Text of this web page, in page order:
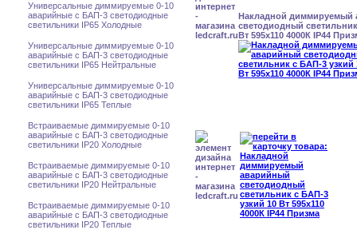
Универсальные диммируемые 0-10
аварийные с БАП-3 светодиодные
светильники IP65 Холодные
Универсальные диммируемые 0-10
аварийные с БАП-3 светодиодные
светильники IP65 Нейтральные
Универсальные диммируемые 0-10
аварийные с БАП-3 светодиодные
светильники IP65 Теплые
Встраиваемые диммируемые 0-10
аварийные с БАП-3 светодиодные
светильники IP20 Холодные
Встраиваемые диммируемые 0-10
аварийные с БАП-3 светодиодные
светильники IP20 Нейтральные
Встраиваемые диммируемые 0-10
аварийные с БАП-3 светодиодные
светильники IP20 Теплые
Накладной диммируемый
светодиодный
Вт 595x110 4000К IP44